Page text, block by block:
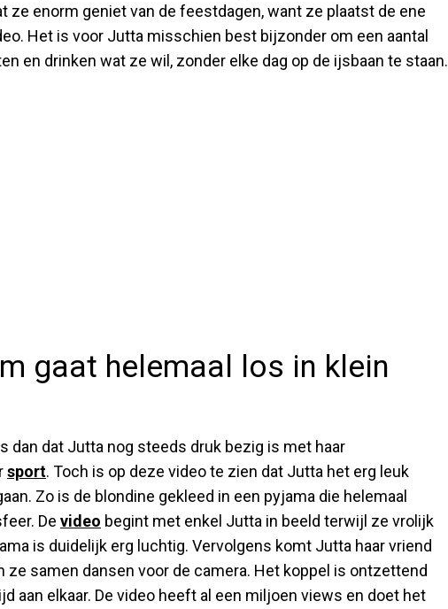
ze enorm geniet van de feestdagen, want ze plaatst de ene
Het is voor Jutta misschien best bijzonder om een aantal
en drinken wat ze wil, zonder elke dag op de ijsbaan te staan.
gaat helemaal los in klein
dan dat Jutta nog steeds druk bezig is met haar
sport. Toch is op deze video te zien dat Jutta het erg leuk
Zo is de blondine gekleed in een pyjama die helemaal
De video begint met enkel Jutta in beeld terwijl ze vrolijk
is duidelijk erg luchtig. Vervolgens komt Jutta haar vriend
ze samen dansen voor de camera. Het koppel is ontzettend
aan elkaar. De video heeft al een miljoen views en doet het